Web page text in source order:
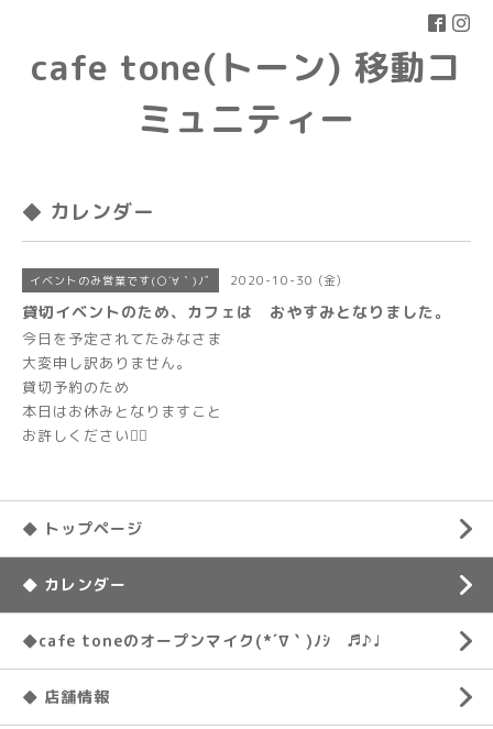
cafe tone(トーン) 移動コ
ミュニティー
◆ カレンダー
イベントのみ営業です(○´∀｀)ﾉﾞ 2020-10-30 (金)
貸切イベントのため、カフェは おやすみとなりました。
今日を予定されてたみなさま
大変申し訳ありません。
貸切予約のため
本日はお休みとなりますこと
お許しください🙇‍♂️
◆ トップページ
◆ カレンダー
◆cafe toneのオープンマイク(*´∇｀)ﾉｼ ♬♪♩
◆ 店舗情報